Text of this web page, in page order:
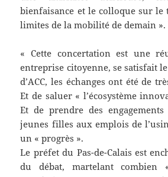
bienfaisance et le colloque sur le
limites de la mobilité de demain ».
« Cette concertation est une
entreprise citoyenne, se satisfait
d’ACC, les échanges ont été de
Et de saluer « l’écosystème
Et de prendre des engagements
jeunes filles aux emplois de
un « progrès ».
Le préfet du Pas-de-Calais est
du débat, martelant